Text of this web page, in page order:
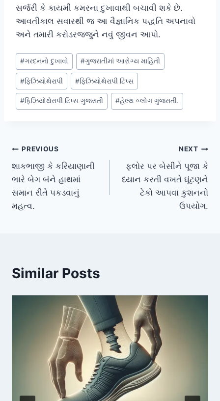
સર્જરી કે કાયમી કમરના દુખાવાથી બચાવી શકે છે.
આવતીકાલ સવારથી જ આ વૈજ્ઞાનિક પદ્ધતિ અપનાવો
અને તમારી કરોડરજ્જુને નવું જીવન આપો.
Post
Tags:
#ગરદનનો દુખાવો #ગુજરાતીમાં આરોગ્ય માહિતી
#ફિઝિયોથેરાપી #ફિઝિયોથેરાપી ટિપ્સ
#ફિઝિયોથેરાપી ટિપ્સ ગુજરાતી #હેલ્થ બ્લોગ ગુજરાતી.
Post
navigation
PREVIOUS
શાકભાજી કે કરિયાણાની
ભારે બેગ બંને હાથમાં
સમાન રીતે પકડવાનું
મહત્વ.
NEXT
ફ્લોર પર બેસીને પૂજા કે
ધ્યાન કરતી વખતે ઘૂંટણને
ટેકો આપવા કુશનનો
ઉપયોગ.
Similar Posts